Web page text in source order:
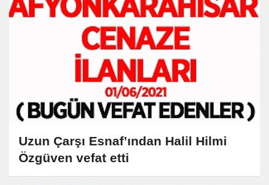
Uzun Çarşı Esnaf’ından Halil Hilmi
Özgüven vefat etti